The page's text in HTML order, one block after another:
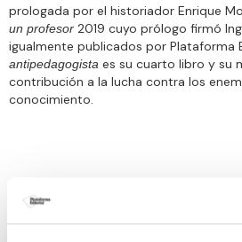
prologada por el historiador Enrique
un profesor 2019 cuyo prólogo firmó
igualmente publicados por Plataforma
antipedagogista es su cuarto libro y su
contribución a la lucha contra los
conocimiento.